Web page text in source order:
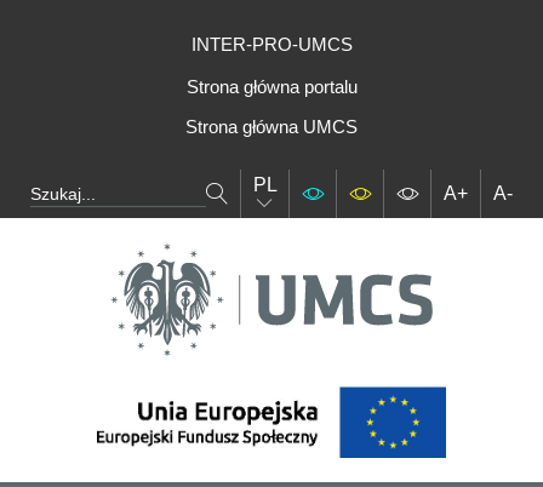
INTER-PRO-UMCS
Strona główna portalu
Strona główna UMCS
PL A+ A-